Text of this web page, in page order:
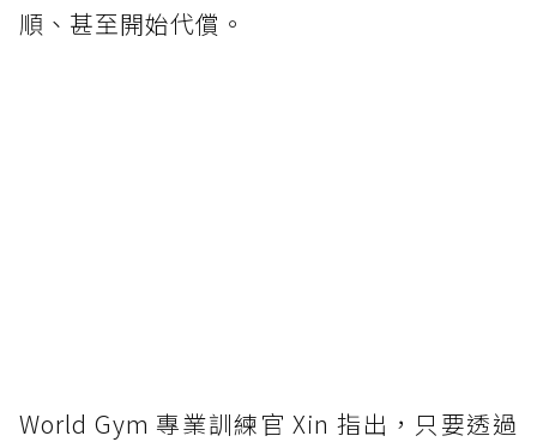
順、甚至開始代償。
World Gym 專業訓練官 Xin 指出，只要透過